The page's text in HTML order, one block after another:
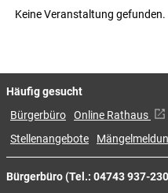
Keine Veranstaltung gefunden.
Bürgerbüro (Tel.: 04743 937-
Häufig gesucht
Bürgerbüro Online Rathaus
Stellenangebote